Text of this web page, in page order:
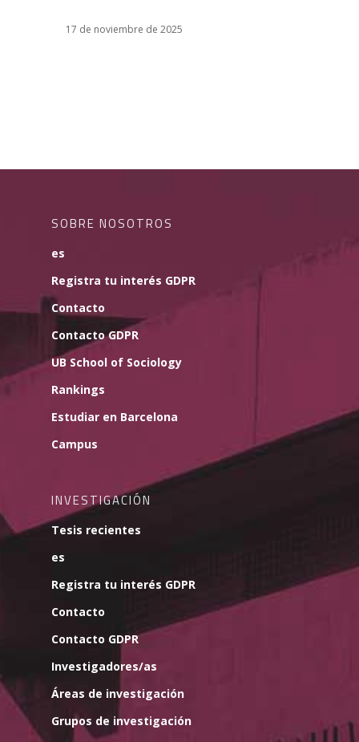
17 de noviembre de 2025
SOBRE NOSOTROS
es
Registra tu interés GDPR
Contacto
Contacto GDPR
UB School of Sociology
Rankings
Estudiar en Barcelona
Campus
INVESTIGACIÓN
Tesis recientes
es
Registra tu interés GDPR
Contacto
Contacto GDPR
Investigadores/as
Áreas de investigación
Grupos de investigación